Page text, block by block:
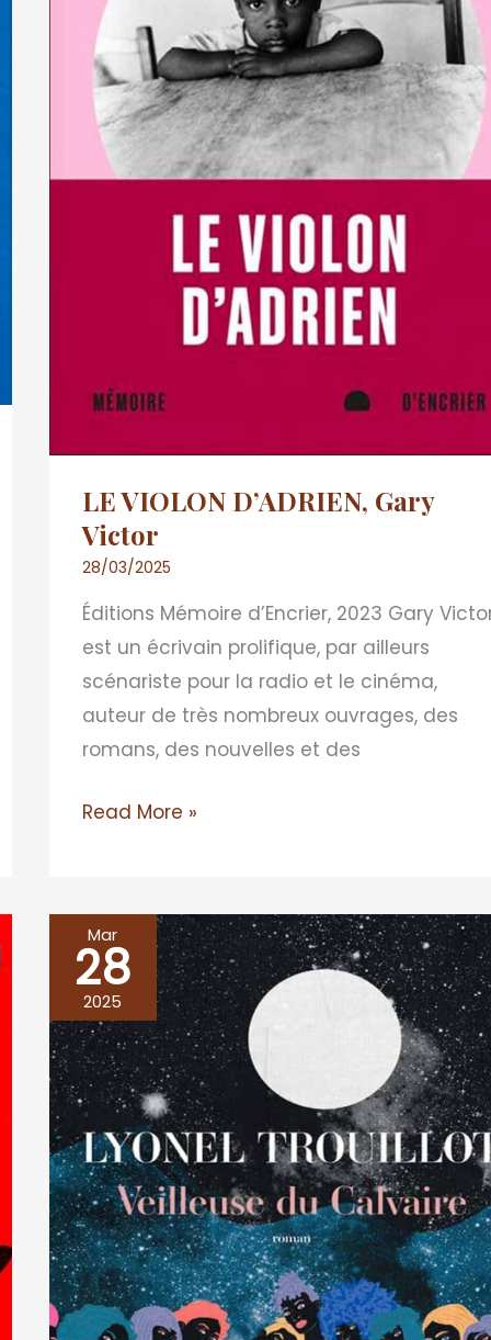
LE VIOLON D’ADRIEN, Gary
Victor
28/03/2025
Éditions Mémoire d’Encrier, 2023 Gary
est un écrivain prolifique, par ailleurs
scénariste pour la radio et le cinéma,
auteur de très nombreux ouvrages, des
romans, des nouvelles et des
Read More »
Mar
28
2025
VEILLEUSE
DU
CALVAIRE,
Lyonel
Trouillot